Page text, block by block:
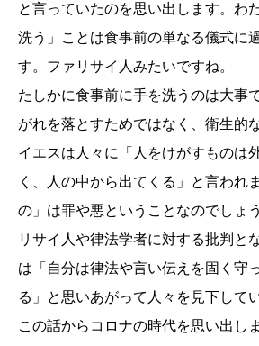
と言っていたのを思い出します。わ
洗う」ことは食事前の単なる儀式に
す。ファリサイ人みたいですね。
たしかに食事前に手を洗うのは大事
がれを落とすためではなく、衛生的
イエスは人々に「人をけがすものは
く、人の中から出てくる」と言われ
の」は罪や悪ということなのでしょ
リサイ人や律法学者に対する批判と
は「自分は律法や言い伝えを固く守
る」と思いあがって人々を見下して
この話からコロナの時代を思い出し